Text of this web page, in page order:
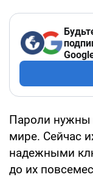
Пароли
мире. Сейчас
надежными
до их